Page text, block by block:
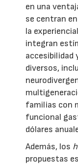
en una
se centran
la
integran
accesibilidad
diversos,
familias con
funcional
dólares
Además, los
propuestas